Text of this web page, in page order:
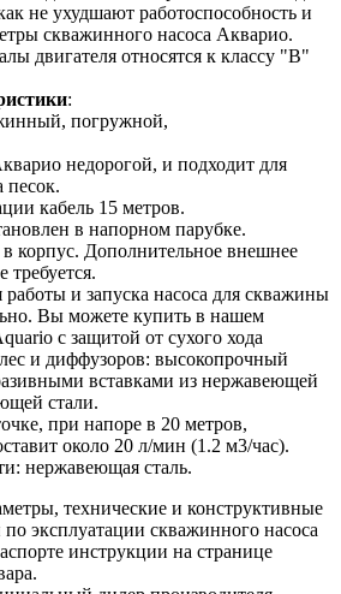
не ухудшают работоспособность и
скважинного насоса Акварио.
двигателя относятся к классу "B"
:
погружной,
недорогой, и подходит для
песок.
кабель 15 метров.
в напорном парубке.
корпус. Дополнительное внешнее
требуется.
и запуска насоса для скважины
Вы можете купить в нашем
с защитой от сухого хода
и диффузоров: высокопрочный
вставками из нержавеющей
стали.
при напоре в 20 метров,
около 20 л/мин (1.2 м3/час).
нержавеющая сталь.
технические и конструктивные
эксплуатации скважинного насоса
инструкции на странице